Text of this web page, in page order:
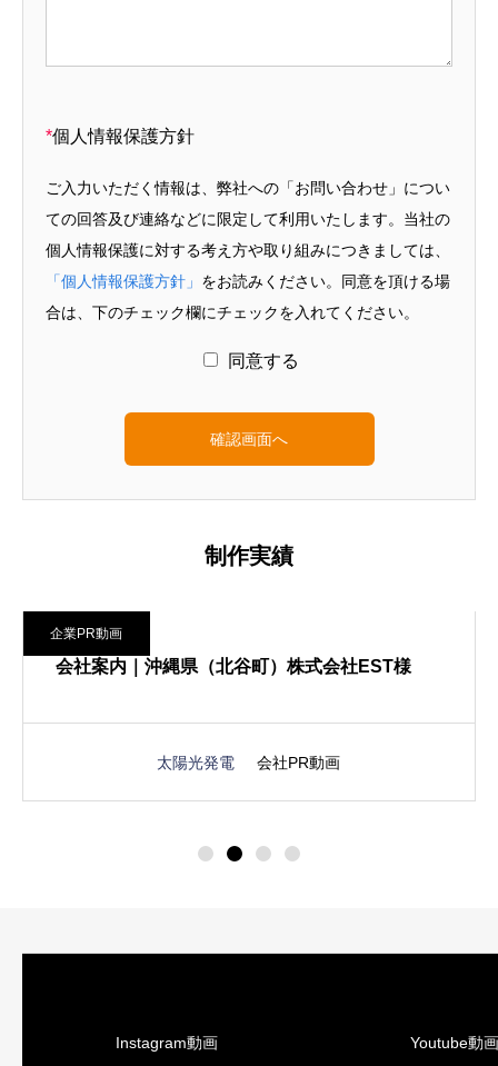
*個人情報保護方針
ご入力いただく情報は、弊社への「お問い合わせ」につい
ての回答及び連絡などに限定して利用いたします。当社の
個人情報保護に対する考え方や取り組みにつきましては、
「個人情報保護方針」 をお読みください。同意を頂ける場
合は、下のチェック欄にチェックを入れてください。
同意する
制作実績
企業PR動画
会社案内｜沖縄県（北谷町）株式会社EST様
太陽光発電 会社PR動画
Instagram動画 Youtube動画